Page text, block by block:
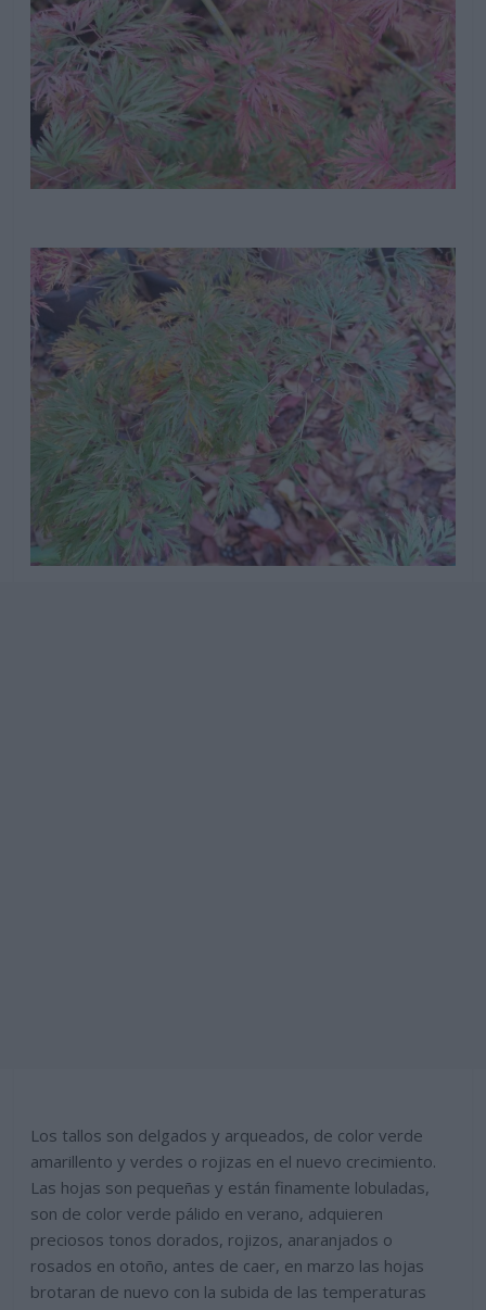
Los tallos son delgados y arqueados, de color verde
amarillento y verdes o rojizas en el nuevo crecimiento.
Las hojas son pequeñas y están finamente lobuladas,
son de color verde pálido en verano, adquieren
preciosos tonos dorados, rojizos, anaranjados o
rosados en otoño, antes de caer, en marzo las hojas
brotaran de nuevo con la subida de las temperaturas